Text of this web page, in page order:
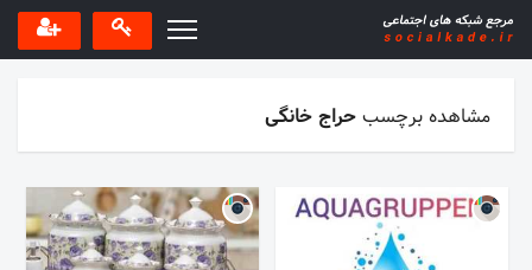
مشاهده برچسبحراج خانگی